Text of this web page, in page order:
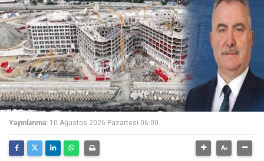
Yayınlanma: 10 Ağustos 2026 Pazartesi 06:00